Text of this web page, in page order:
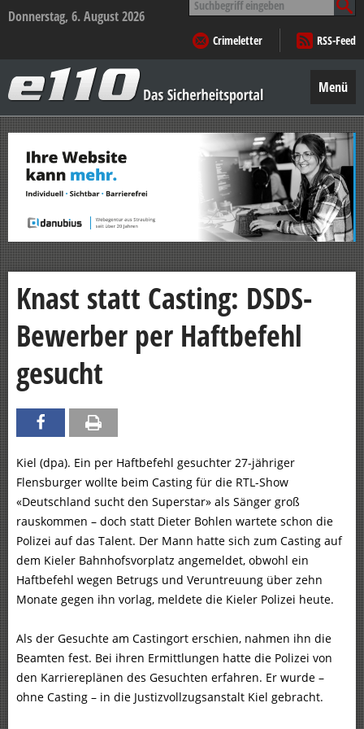
Donnerstag, 6. August 2026
nach:
Crimeletter
RSS-Feed
–
Das
Sicherheitsportal
Menü
Zum
Inhalt
springen
Knast statt Casting: DSDS-
Bewerber per Haftbefehl
gesucht
Kiel (dpa). Ein per Haftbefehl gesuchter 27-jähriger
Flensburger wollte beim Casting für die RTL-Show
«Deutschland sucht den Superstar» als Sänger groß
rauskommen – doch statt Dieter Bohlen wartete schon die
Polizei auf das Talent. Der Mann hatte sich zum Casting auf
dem Kieler Bahnhofsvorplatz angemeldet, obwohl ein
Haftbefehl wegen Betrugs und Veruntreuung über zehn
Monate gegen ihn vorlag, meldete die Kieler Polizei heute.
Als der Gesuchte am Castingort erschien, nahmen ihn die
Beamten fest. Bei ihren Ermittlungen hatte die Polizei von
den Karriereplänen des Gesuchten erfahren. Er wurde –
ohne Casting – in die Justizvollzugsanstalt Kiel gebracht.